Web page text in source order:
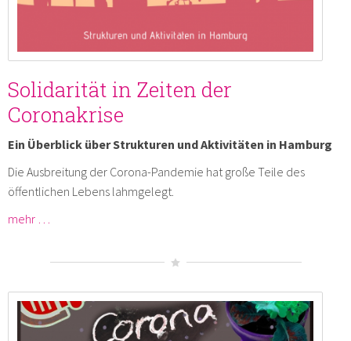
Solidarität in Zeiten der
Coronakrise
Ein Überblick über Strukturen und Aktivitäten in Hamburg
Die Ausbreitung der Corona-Pandemie hat große Teile des
öffentlichen Lebens lahmgelegt.
mehr …